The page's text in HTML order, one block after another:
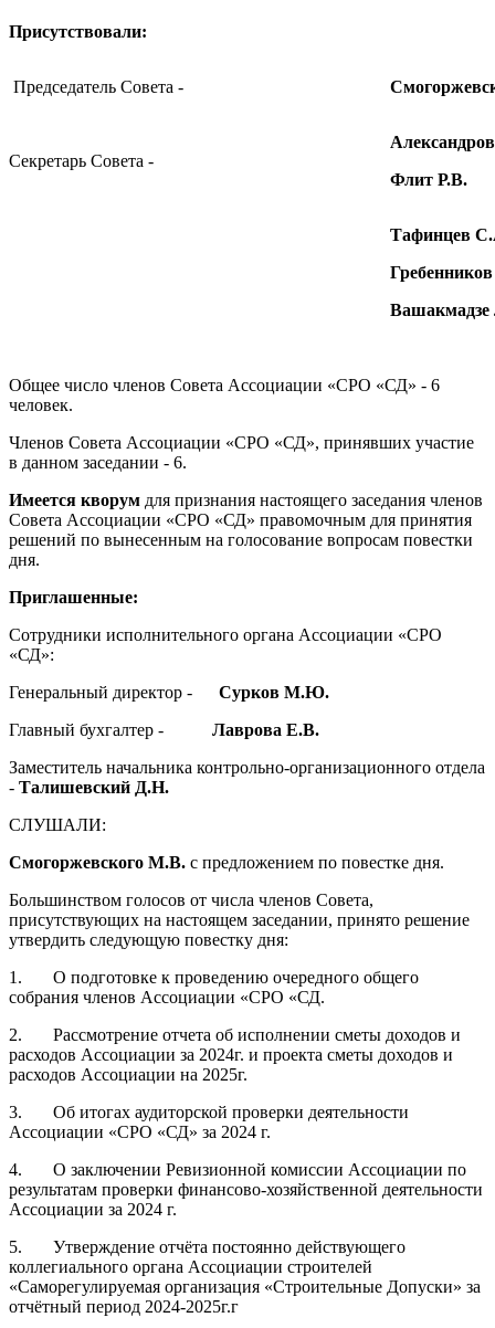
Присутствовали:
Председатель Совета -
Секретарь Совета -
Флит Р.В.
Тафинцев
Вашакмадзе
Общее число членов Совета Ассоциации «СРО «СД» - 6
человек.
Членов Совета Ассоциации «СРО «СД», принявших участие
в данном заседании - 6.
Имеется кворум для признания настоящего заседания членов
Совета Ассоциации «СРО «СД» правомочным для принятия
решений по вынесенным на голосование вопросам повестки
дня.
Приглашенные:
Сотрудники исполнительного органа Ассоциации «СРО
«СД»:
Генеральный директор - Сурков М.Ю.
Главный бухгалтер - Лаврова Е.В.
Заместитель начальника контрольно-организационного отдела
- Талишевский Д.Н.
СЛУШАЛИ:
Смогоржевского М.В. с предложением по повестке дня.
Большинством голосов от числа членов Совета,
присутствующих на настоящем заседании, принято решение
утвердить следующую повестку дня:
1. О подготовке к проведению очередного общего
собрания членов Ассоциации «СРО «СД.
2. Рассмотрение отчета об исполнении сметы доходов и
расходов Ассоциации за 2024г. и проекта сметы доходов и
расходов Ассоциации на 2025г.
3. Об итогах аудиторской проверки деятельности
Ассоциации «СРО «СД» за 2024 г.
4. О заключении Ревизионной комиссии Ассоциации по
результатам проверки финансово-хозяйственной деятельности
Ассоциации за 2024 г.
5. Утверждение отчёта постоянно действующего
коллегиального органа Ассоциации строителей
«Саморегулируемая организация «Строительные Допуски» за
отчётный период 2024-2025г.г